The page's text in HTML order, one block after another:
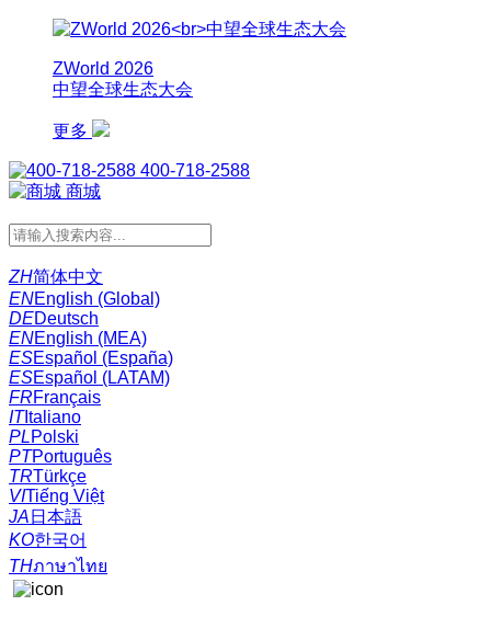
ZWorld 2026
中望全球生态大会
更多
400-718-2588
商城
ZH简体中文
ENEnglish (Global)
DEDeutsch
ENEnglish (MEA)
ESEspañol (España)
ESEspañol (LATAM)
FRFrançais
ITItaliano
PLPolski
PTPortuguês
TRTürkçe
VITiếng Việt
JA 日本語
KO한국어
THภาษาไทย